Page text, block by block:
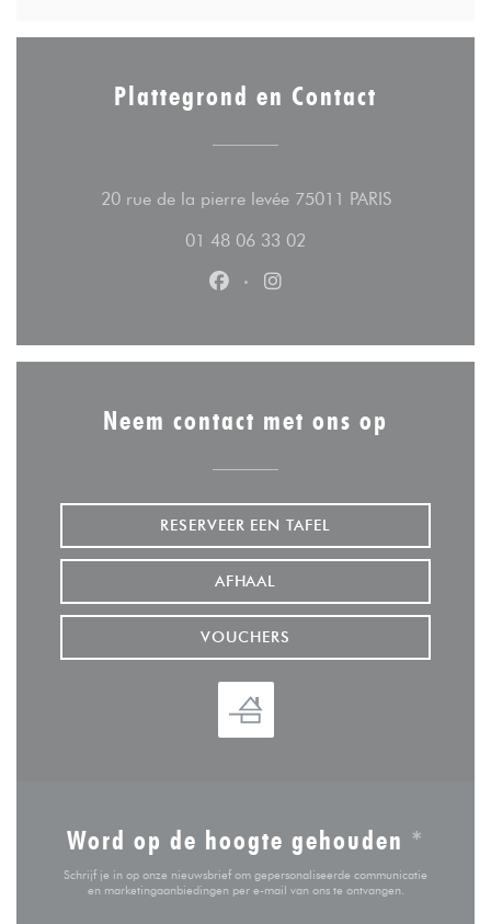
Plattegrond en Contact
20 rue de la pierre levée 75011 PARIS((opent in
01 48 06 33 02
Facebook ((opent in een nieuw
Instagram ((opent in een
Neem contact met ons op
RESERVEER EEN TAFEL
AFHAAL
VOUCHERS
Word op de hoogte gehouden *
Schrijf je in op onze nieuwsbrief om gepersonaliseerde communicatie
en marketingaanbiedingen per e-mail van ons te ontvangen.